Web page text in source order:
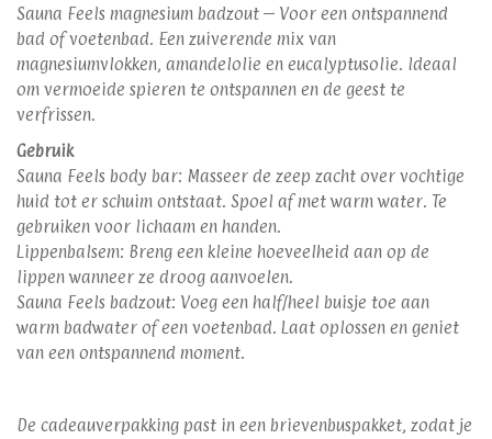
Sauna Feels magnesium badzout – Voor een ontspannend
bad of voetenbad. Een zuiverende mix van
magnesiumvlokken, amandelolie en eucalyptusolie. Ideaal
om vermoeide spieren te ontspannen en de geest te
verfrissen.
Gebruik
Sauna Feels body bar: Masseer de zeep zacht over vochtige
huid tot er schuim ontstaat. Spoel af met warm water. Te
gebruiken voor lichaam en handen.
Lippenbalsem: Breng een kleine hoeveelheid aan op de
lippen wanneer ze droog aanvoelen.
Sauna Feels badzout: Voeg een half/heel buisje toe aan
warm badwater of een voetenbad. Laat oplossen en geniet
van een ontspannend moment.
De cadeauverpakking past in een brievenbuspakket, zodat je